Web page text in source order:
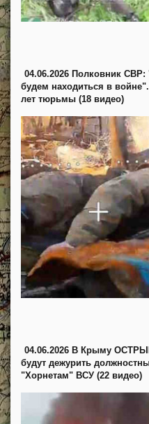
04.06.2026 Полковник
будем находиться в
лет тюрьмы (18 видео)
04.06.2026 В Крыму
будут дежурить
"Хорнетам" ВСУ (22 видео)